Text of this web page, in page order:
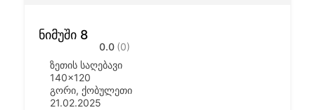
ნიმუში 8
0.0 (0)
ზეთის საღებავი
140x120
გორი, ქობულეთი
21.02.2025